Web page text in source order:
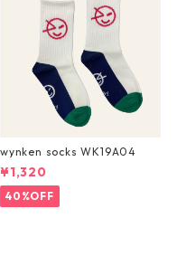
wynken socks WK19A04
¥1,320
40%OFF